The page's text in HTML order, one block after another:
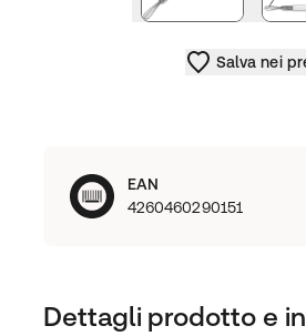
Salva nei
EAN
4260460290151
Dettagli prodotto e